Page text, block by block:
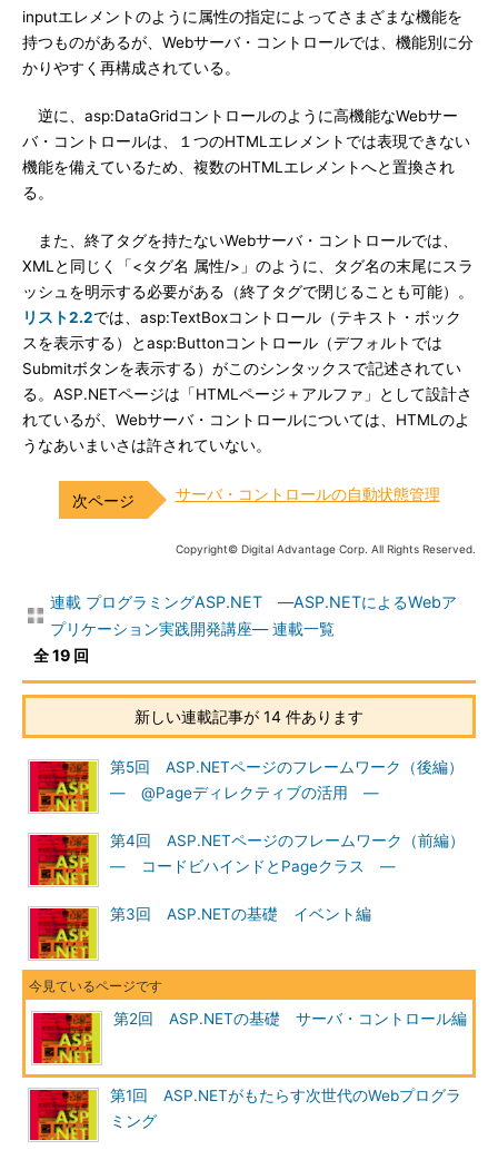
inputエレメントのように属性の指定によってさまざまな機能を
持つものがあるが、Webサーバ・コントロールでは、機能別に分
かりやすく再構成されている。
逆に、asp:DataGridコントロールのように高機能なWebサー
バ・コントロールは、１つのHTMLエレメントでは表現できない
機能を備えているため、複数のHTMLエレメントへと置換され
る。
また、終了タグを持たないWebサーバ・コントロールでは、
XMLと同じく「<タグ名 属性/>」のように、タグ名の末尾にスラ
ッシュを明示する必要がある（終了タグで閉じることも可能）。
リスト2.2では、asp:TextBoxコントロール（テキスト・ボック
スを表示する）とasp:Buttonコントロール（デフォルトでは
Submitボタンを表示する）がこのシンタックスで記述されてい
る。ASP.NETページは「HTMLページ＋アルファ」として設計さ
れているが、Webサーバ・コントロールについては、HTMLのよ
うなあいまいさは許されていない。
サーバ・コントロールの自動状態管理
Copyright© Digital Advantage Corp. All Rights Reserved.
連載 プログラミングASP.NET ―ASP.NETによるWebア
プリケーション実践開発講座― 連載一覧
全 19 回
新しい連載記事が 14 件あります
第5回 ASP.NETページのフレームワーク（後編）
― @Pageディレクティブの活用 ―
第4回 ASP.NETページのフレームワーク（前編）
― コードビハインドとPageクラス ―
第3回 ASP.NETの基礎 イベント編
第2回 ASP.NETの基礎 サーバ・コントロール編
第1回 ASP.NETがもたらす次世代のWebプログラ
ミング